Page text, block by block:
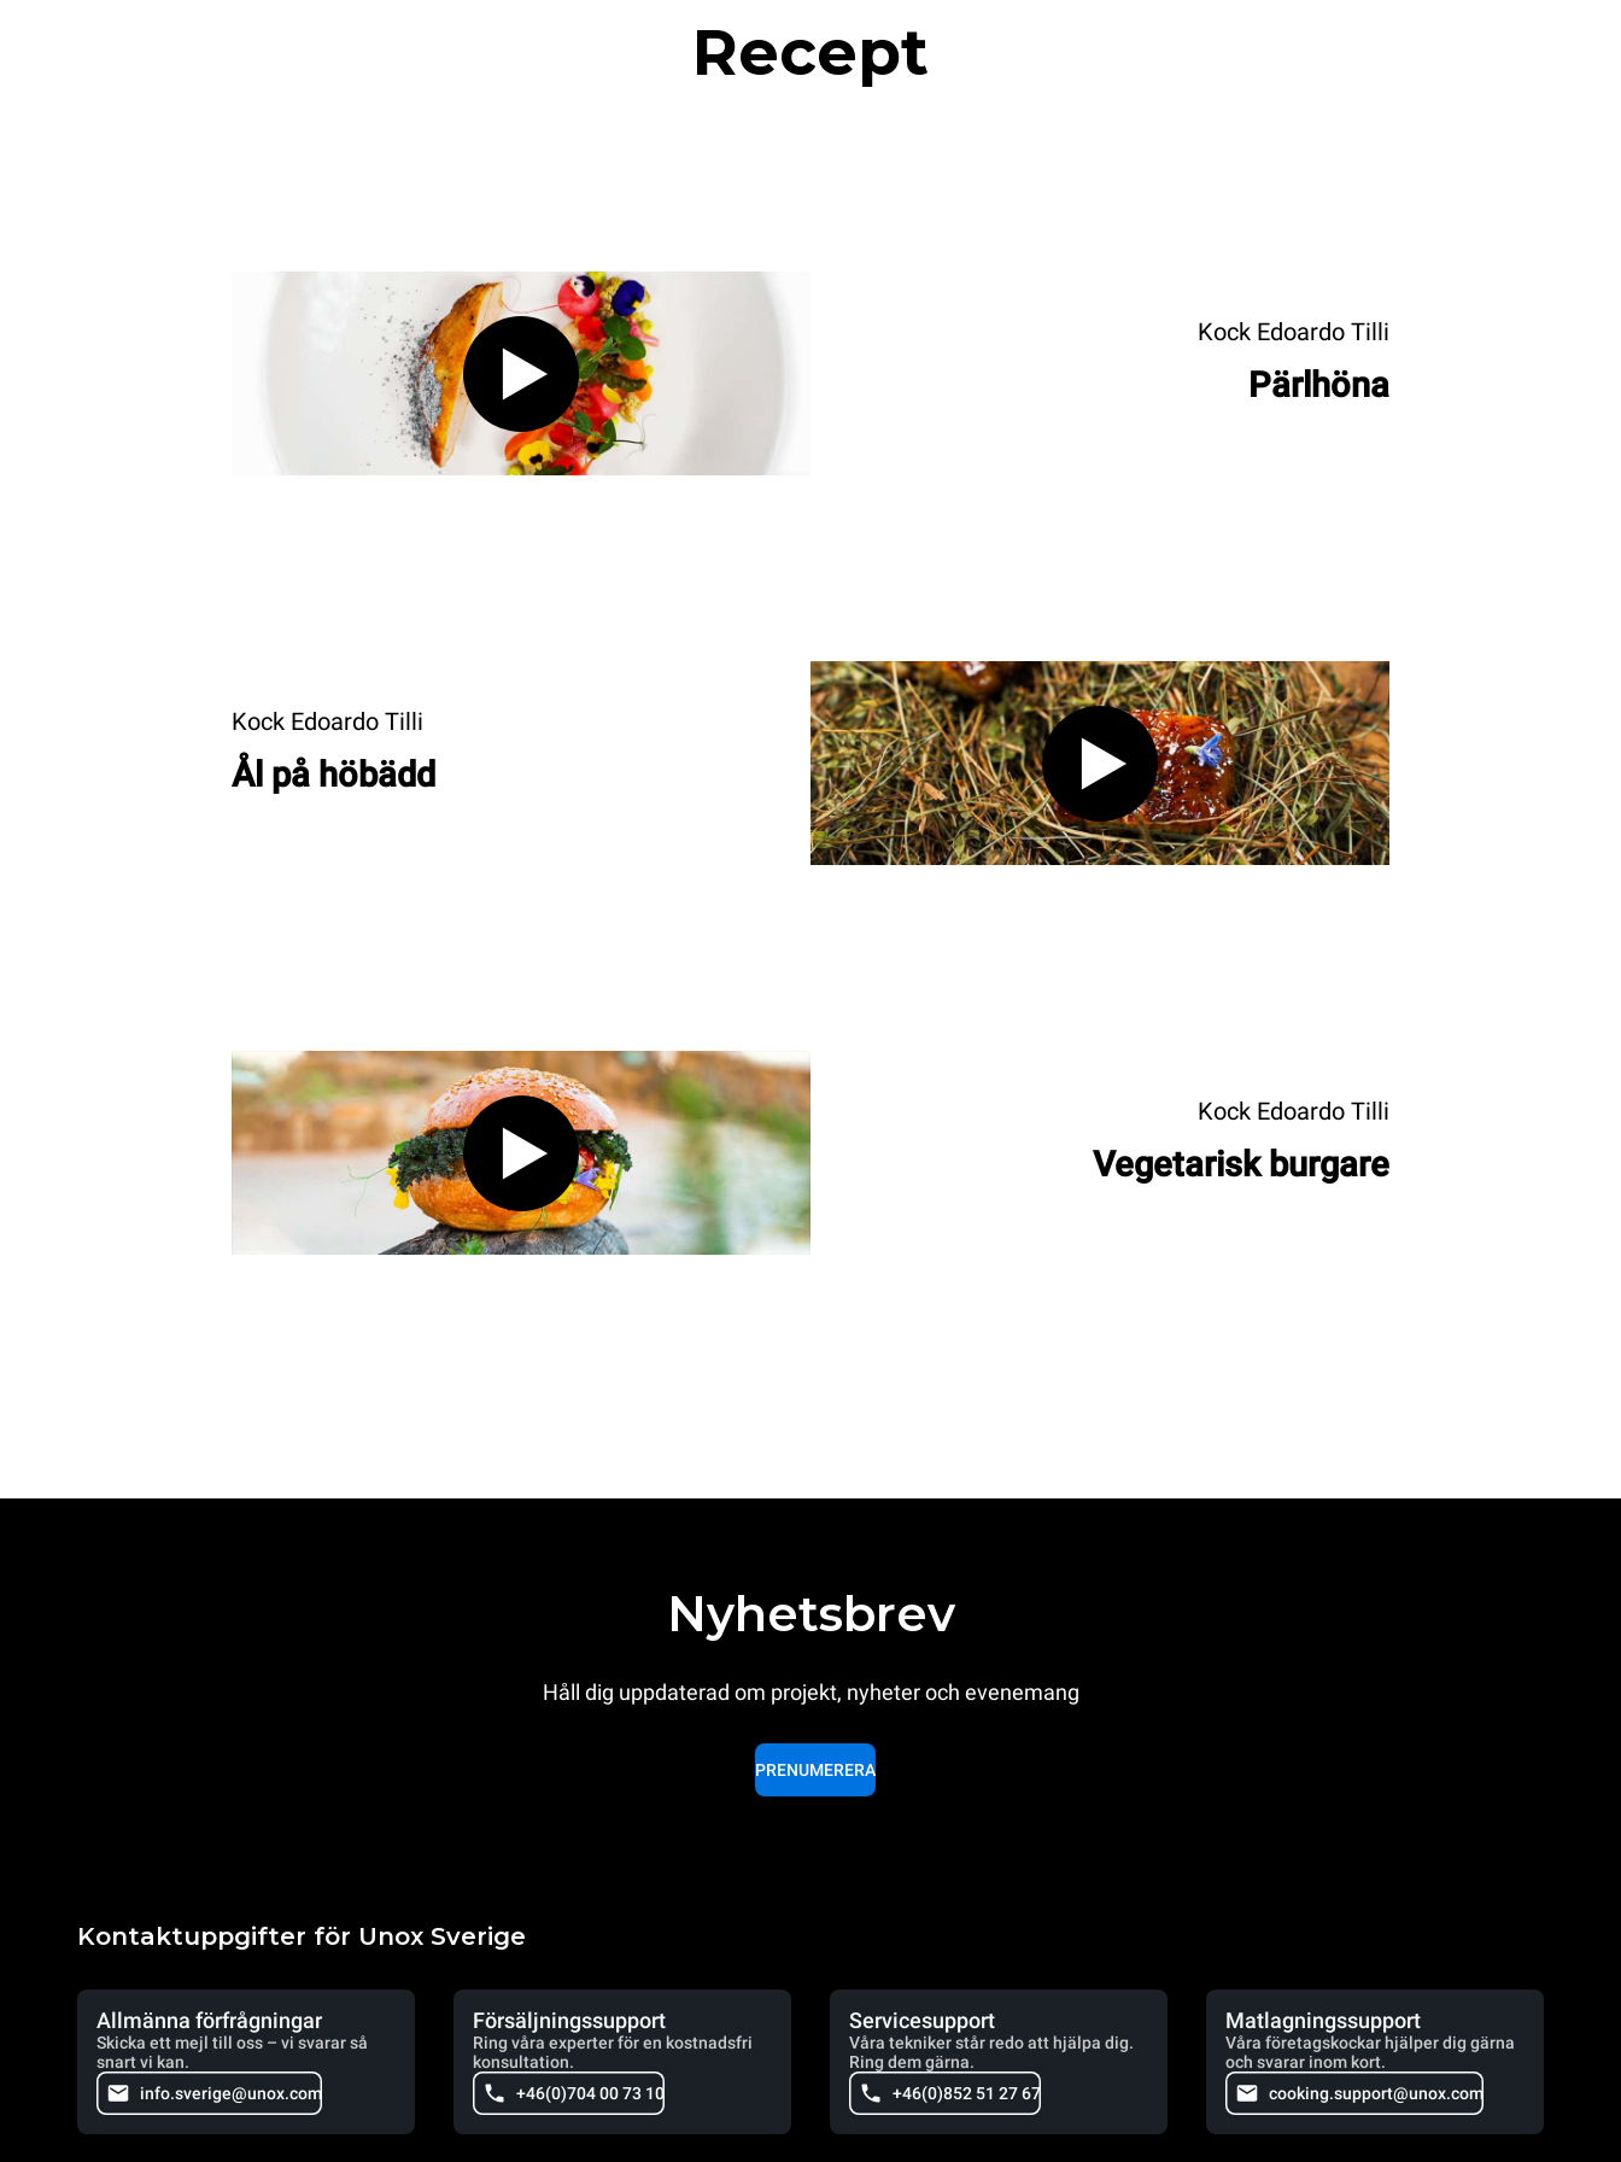
Recept
Kock Edoardo Tilli
Pärlhöna
Kock Edoardo Tilli
Ål på höbädd
Kock Edoardo Tilli
Vegetarisk burgare
Nyhetsbrev
Håll dig uppdaterad om projekt, nyheter och evenemang
PRENUMERERA
Kontaktuppgifter för Unox Sverige
Allmänna förfrågningar
Skicka ett mejl till oss – vi svarar så
snart vi kan.
info.sverige@unox.com
Försäljningssupport
Ring våra experter för en kostnadsfri
konsultation.
+46(0)704 00 73 10
Servicesupport
Våra tekniker står redo att hjälpa dig.
Ring dem gärna.
+46(0)852 51 27 67
Matlagningssupport
Våra företagskockar hjälper dig gärna
och svarar inom kort.
cooking.support@unox.com